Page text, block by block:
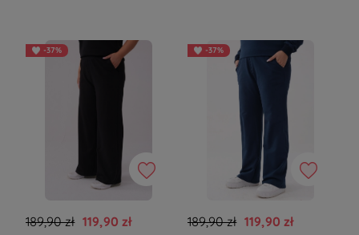
-37%
189,90 zł 119,90 zł
-37%
189,90 zł 119,90 zł